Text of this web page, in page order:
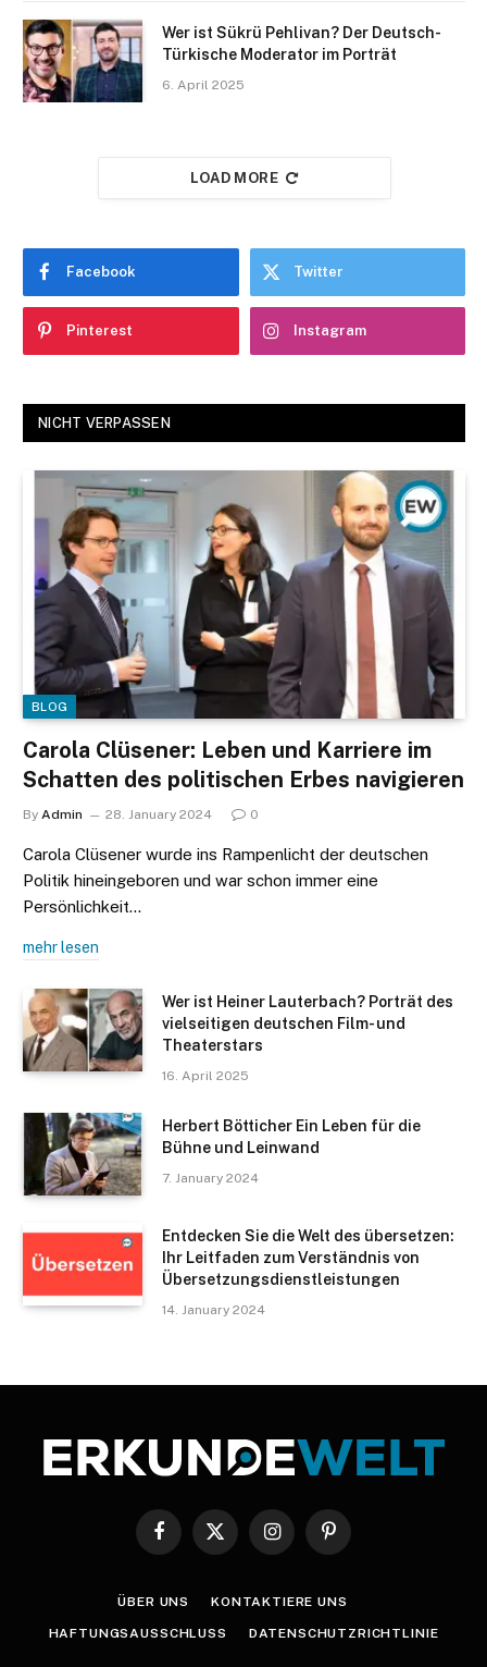
Wer ist Sükrü Pehlivan? Der Deutsch-
Türkische Moderator im Porträt
6. April 2025
LOAD MORE
Facebook Twitter
Pinterest Instagram
NICHT VERPASSEN
BLOG
Carola Clüsener: Leben und Karriere im
Schatten des politischen Erbes navigieren
By Admin 28. January 2024 0
Carola Clüsener wurde ins Rampenlicht der deutschen
Politik hineingeboren und war schon immer eine
Persönlichkeit…
mehr lesen
Wer ist Heiner Lauterbach? Porträt des
vielseitigen deutschen Film- und
Theaterstars
16. April 2025
Herbert Bötticher Ein Leben für die
Bühne und Leinwand
7. January 2024
Entdecken Sie die Welt des übersetzen:
Ihr Leitfaden zum Verständnis von
Übersetzungsdienstleistungen
14. January 2024
Facebook
X
InstagramPinterest
ÜBER UNS KONTAKTIERE UNS
HAFTUNGSAUSSCHLUSS DATENSCHUTZRICHTLINIE